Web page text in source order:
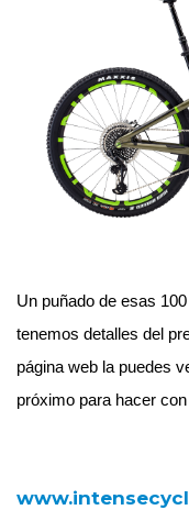
Un puñado de esas
tenemos detalles del
página web la puedes
próximo para hacer con